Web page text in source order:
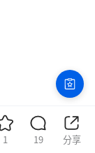
1 19 分享